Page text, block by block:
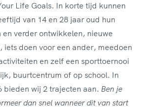
Life Goals. In korte tijd kunnen
van 14 en 28 jaar oud hun
verder ontwikkelen, nieuwe
iets doen voor een ander, meedoen
en zelf een sporttoernooi
buurtcentrum of op school. In
bieden wij 2 trajecten aan. Ben je
dan snel wanneer dit van start